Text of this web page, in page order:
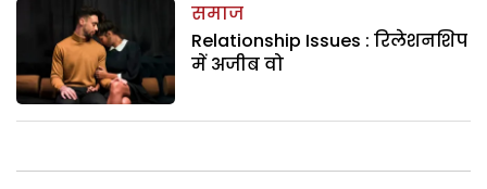
समाज
Relationship Issues : रिलेशनशिप
में अजीब वो